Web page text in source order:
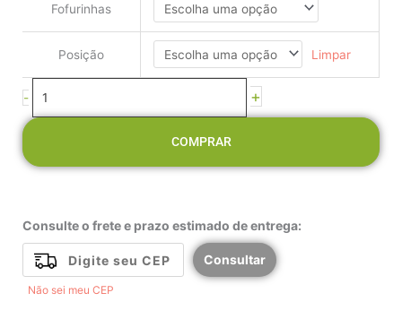
Fofurinhas
Posição Limpar
-
Azul
Rosas
quantidade
+
COMPRAR
Consulte o frete e prazo estimado de entrega:
Consultar
Não sei meu CEP